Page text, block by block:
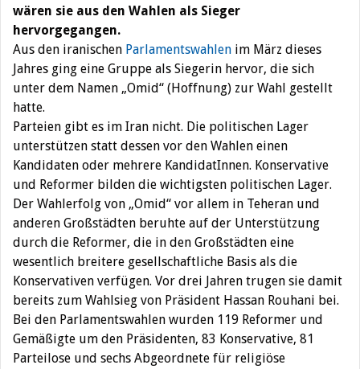
wären sie aus den Wahlen als Sieger
hervorgegangen.
Aus den iranischen Parlamentswahlen im März dieses
Jahres ging eine Gruppe als Siegerin hervor, die sich
unter dem Namen „Omid“ (Hoffnung) zur Wahl gestellt
hatte.
Parteien gibt es im Iran nicht. Die politischen Lager
unterstützen statt dessen vor den Wahlen einen
Kandidaten oder mehrere KandidatInnen. Konservative
und Reformer bilden die wichtigsten politischen Lager.
Der Wahlerfolg von „Omid“ vor allem in Teheran und
anderen Großstädten beruhte auf der Unterstützung
durch die Reformer, die in den Großstädten eine
wesentlich breitere gesellschaftliche Basis als die
Konservativen verfügen. Vor drei Jahren trugen sie damit
bereits zum Wahlsieg von Präsident Hassan Rouhani bei.
Bei den Parlamentswahlen wurden 119 Reformer und
Gemäßigte um den Präsidenten, 83 Konservative, 81
Parteilose und sechs Abgeordnete für religiöse